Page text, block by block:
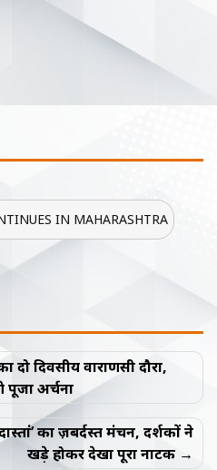
IN MAHARASHTRA
दो दिवसीय वाराणसी दौरा,
पूजा अर्चना
का ज़बर्दस्त मंचन, दर्शकों ने
खड़े होकर देखा पूरा नाटक